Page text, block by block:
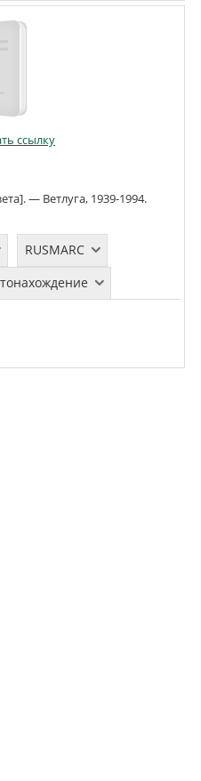
ссылку
. —Ветлуга,1939-1994.
RUSMARC